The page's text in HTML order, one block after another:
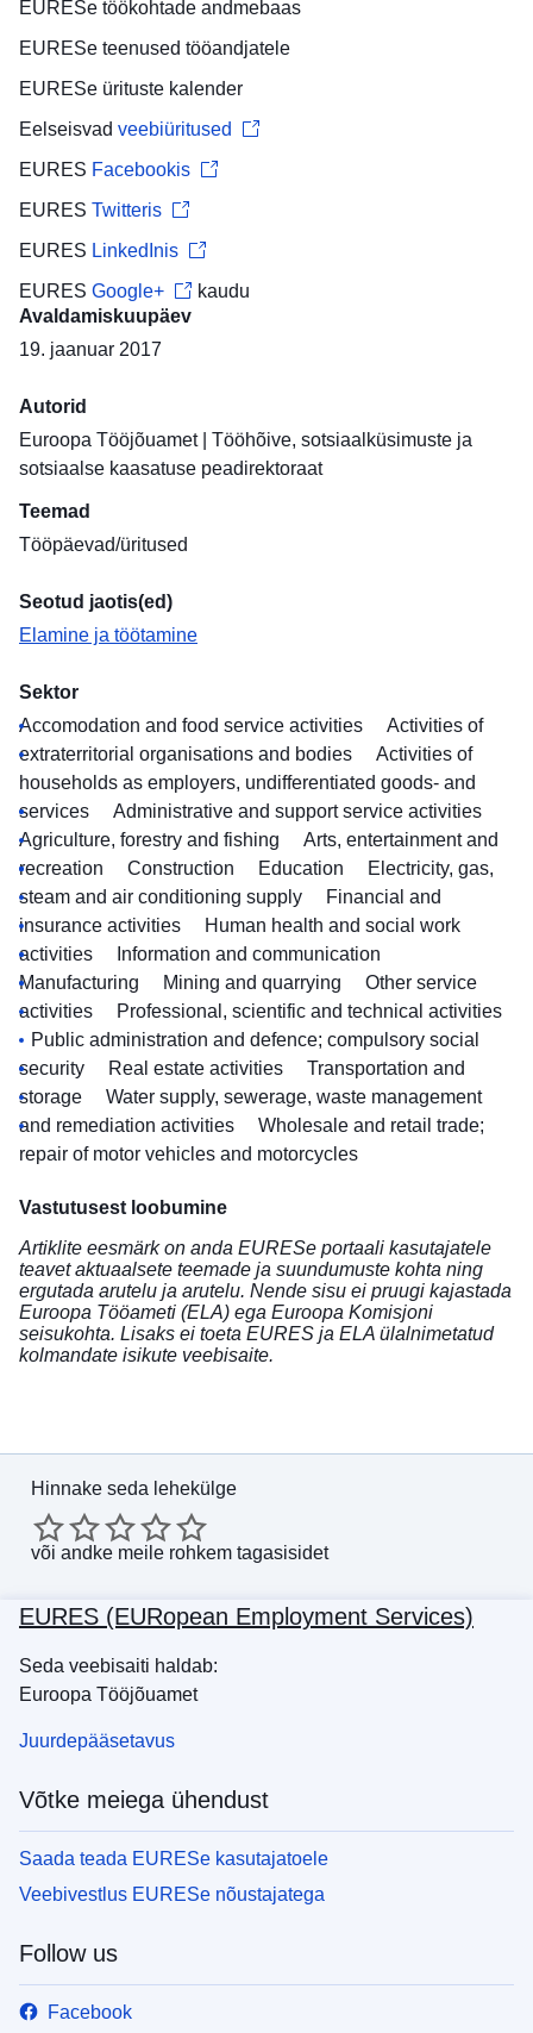
EURESe töökohtade andmebaas
EURESe teenused tööandjatele
EURESe ürituste kalender
Eelseisvad veebiüritused
EURES Facebookis
EURES Twitteris
EURES LinkedInis
EURES Google+
kaudu
Avaldamiskuupäev
19. jaanuar 2017
Autorid
Euroopa Tööjõuamet| Tööhõive, sotsiaalküsimuste ja
sotsiaalse kaasatuse peadirektoraat
Teemad
Tööpäevad/üritused
Seotud jaotis(ed)
Elamine ja töötamine
Sektor
Accomodation and food service activities
Activities of
extraterritorial organisations and bodies
Activities of
households as employers, undifferentiated goods- and
services
Administrative and support service activities
Agriculture, forestry and fishing
Arts, entertainment and
recreation
Construction Education
Electricity, gas,
steam and air conditioning supply
Financial and
insurance activities
Human health and social work
activities
Information and communication
Manufacturing
Mining and quarrying
Other service
activities
Professional, scientific and technical activities
Public administration and defence; compulsory social
security
Real estate activities
Transportation and
storage
Water supply, sewerage, waste management
and remediation activities
Wholesale and retail trade;
repair of motor vehicles and motorcycles
Vastutusest loobumine
Artiklite eesmärk on anda EURESe portaali kasutajatele
teavet aktuaalsete teemade ja suundumuste kohta ning
ergutada arutelu ja arutelu. Nende sisu ei pruugi kajastada
Euroopa Tööameti (ELA) ega Euroopa Komisjoni
seisukohta. Lisaks ei toeta EURES ja ELA ülalnimetatud
kolmandate isikute veebisaite.
Hinnake seda lehekülge
või andke meile rohkem tagasisidet
EURES (EURopean Employment Services)
Seda veebisaiti haldab:
Euroopa Tööjõuamet
Juurdepääsetavus
Võtke meiega ühendust
Saada teada EURESe kasutajatoele
Veebivestlus EURESe nõustajatega
Follow us
Facebook